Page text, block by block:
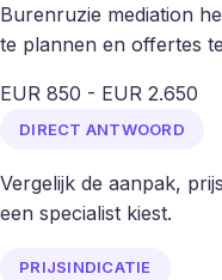
Burenruzie mediation
te plannen en offertes
EUR 850 - EUR 2.650
DIRECT ANTWOORD
Vergelijk de aanpak,
een specialist kiest.
PRIJSINDICATIE